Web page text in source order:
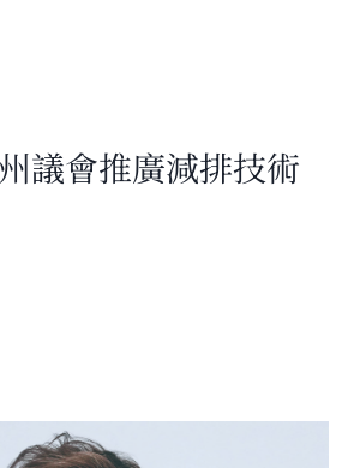
議會推廣減排技術